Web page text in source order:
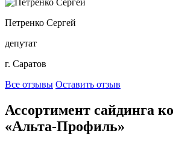
Петренко Сергей
депутат
г. Саратов
Все отзывы Оставить отзыв
Ассортимент сайдинга
«Альта-Профиль»